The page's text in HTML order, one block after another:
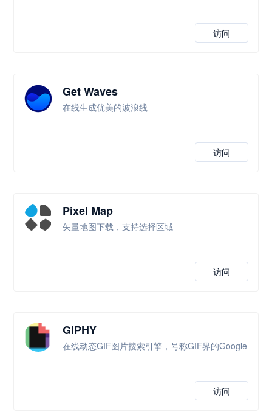
访问
Get Waves
在线生成优美的波浪线
访问
Pixel Map
矢量地图下载，支持选择区域
访问
GIPHY
在线动态GIF图片搜索引擎，号称GIF界的Google
访问